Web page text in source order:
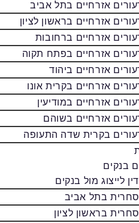
אזרחיים בתל אביב
אזרחיים בראשון לציון
אזרחיים ברחובות
אזרחיים בפתח תקוה
אזרחיים ביהוד
אזרחיים בקרית אונו
אזרחיים במודיעין
אזרחיים בשוהם
בקרית שדה התעופה
בנקים
לייצוג מול בנקים
בתל אביב
בראשון לציון